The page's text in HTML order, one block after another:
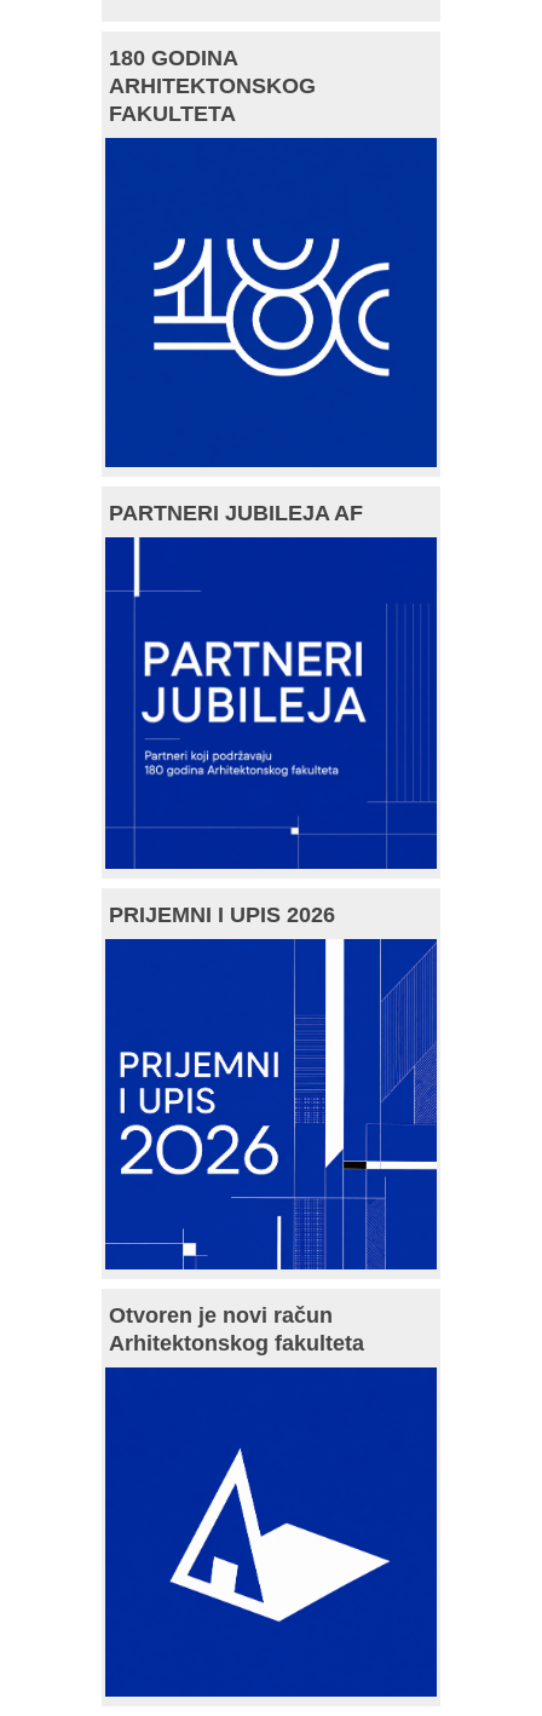
180 GODINA
ARHITEKTONSKOG
FAKULTETA
PARTNERI JUBILEJA AF
PRIJEMNI I UPIS 2026
Otvoren je novi račun
Arhitektonskog fakulteta